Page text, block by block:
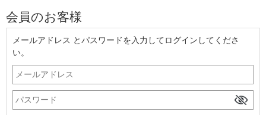
会員のお客様
メールアドレス とパスワードを入力してログインしてくださ
い。